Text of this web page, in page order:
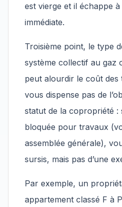
est vierge et il échappe à
immédiate.
Troisième point, le type
système collectif au gaz
peut alourdir le coût des
vous dispense pas de
statut de la copropriété :
bloquée pour travaux
assemblée générale),
sursis, mais pas d’une
Par exemple, un
appartement classé F à